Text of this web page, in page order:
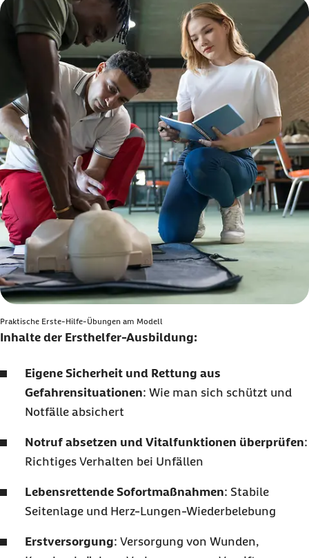
Praktische Erste-Hilfe-Übungen am Modell
Inhalte der Ersthelfer-Ausbildung:
Eigene Sicherheit und Rettung aus
Gefahrensituationen: Wie man sich schützt und
Notfälle absichert
Notruf absetzen und Vitalfunktionen überprüfen:
Richtiges Verhalten bei Unfällen
Lebensrettende Sofortmaßnahmen: Stabile
Seitenlage und Herz-Lungen-Wiederbelebung
Erstversorgung: Versorgung von Wunden,